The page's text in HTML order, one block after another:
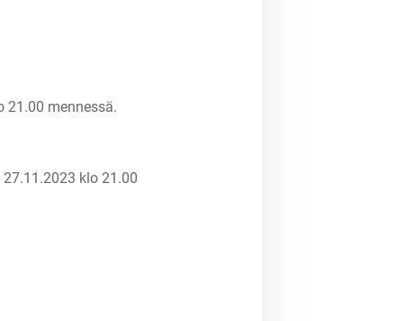
21.00 mennessä.
klo 21.00